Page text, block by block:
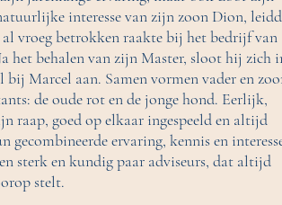
interesse van zijn zoon Dion,
vroeg betrokken raakte bij het bedrijf van
het behalen van zijn Master, sloot hij zich
bij Marcel aan. Samen vormen vader en
de oude rot en de jonge hond. Eerlijk,
raap, goed op elkaar ingespeeld en altijd
gecombineerde ervaring, kennis en
sterk en kundig paar adviseurs, dat altijd
stelt.